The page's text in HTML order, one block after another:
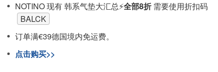
NOTINO 现有 韩系气垫大汇总⚡全部8折 需要使用折扣码
BALCK
订单满€39德国境内免运费。
点击购买>>